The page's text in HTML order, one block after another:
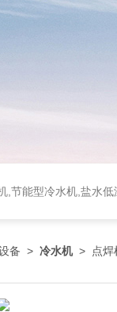
,节能型冷水机,盐水低
备 > 冷水机> 点焊